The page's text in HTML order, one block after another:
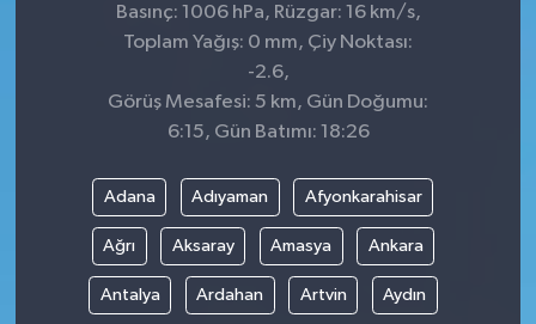
Basınç: 1006 hPa, Rüzgar: 16 km/s,
Toplam Yağış: 0 mm, Çiy Noktası:
-2.6,
Görüş Mesafesi: 5 km, Gün Doğumu:
6:15, Gün Batımı: 18:26
Adana Adıyaman Afyonkarahisar
Ağrı Aksaray Amasya Ankara
Antalya Ardahan Artvin Aydın